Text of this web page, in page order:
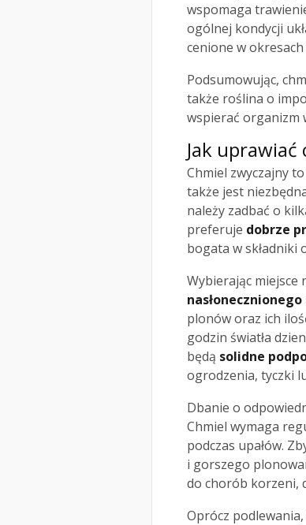
wspomaga
ogólnej kondycji
cenione w
Podsumowując,
także roślina o
wspierać organizm
Jak
Chmiel zwyczajny
także jest
należy zadbać o
preferuje dobrze
bogata w składniki
Wybierając miejsce
plonów oraz ich
godzin światła
będą solidne
ogrodzenia, tyczki
Dbanie o
Chmiel wymaga
podczas upałów.
i gorszego
do chorób korzeni,
Oprócz